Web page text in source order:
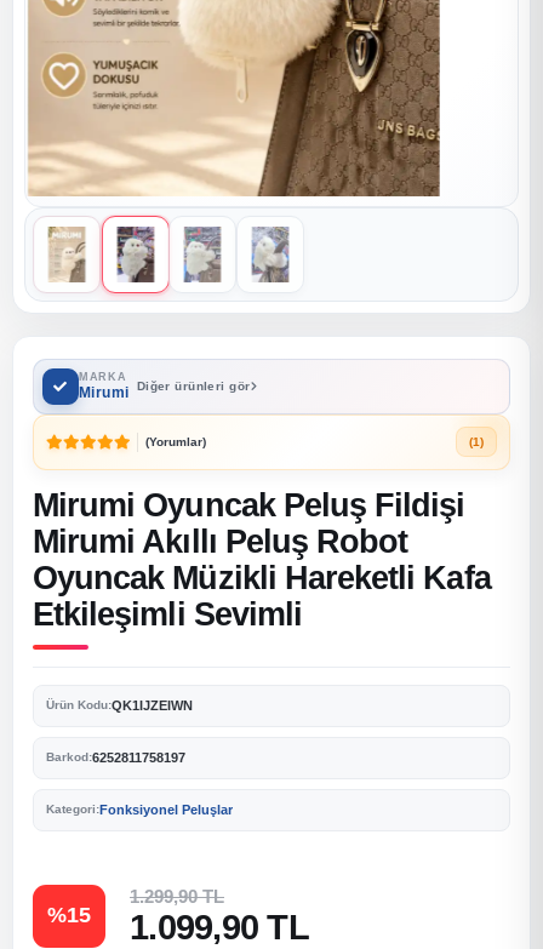
MARKA
Mirumi Diğer ürünleri gör
(Yorumlar) (1)
Mirumi Oyuncak Peluş Fildişi
Mirumi Akıllı Peluş Robot
Oyuncak Müzikli Hareketli Kafa
Etkileşimli Sevimli
Ürün Kodu:QK1IJZEIWN
Barkod:6252811758197
Kategori:Fonksiyonel Peluşlar
%15
1.299,90 TL
1.099,90 TL